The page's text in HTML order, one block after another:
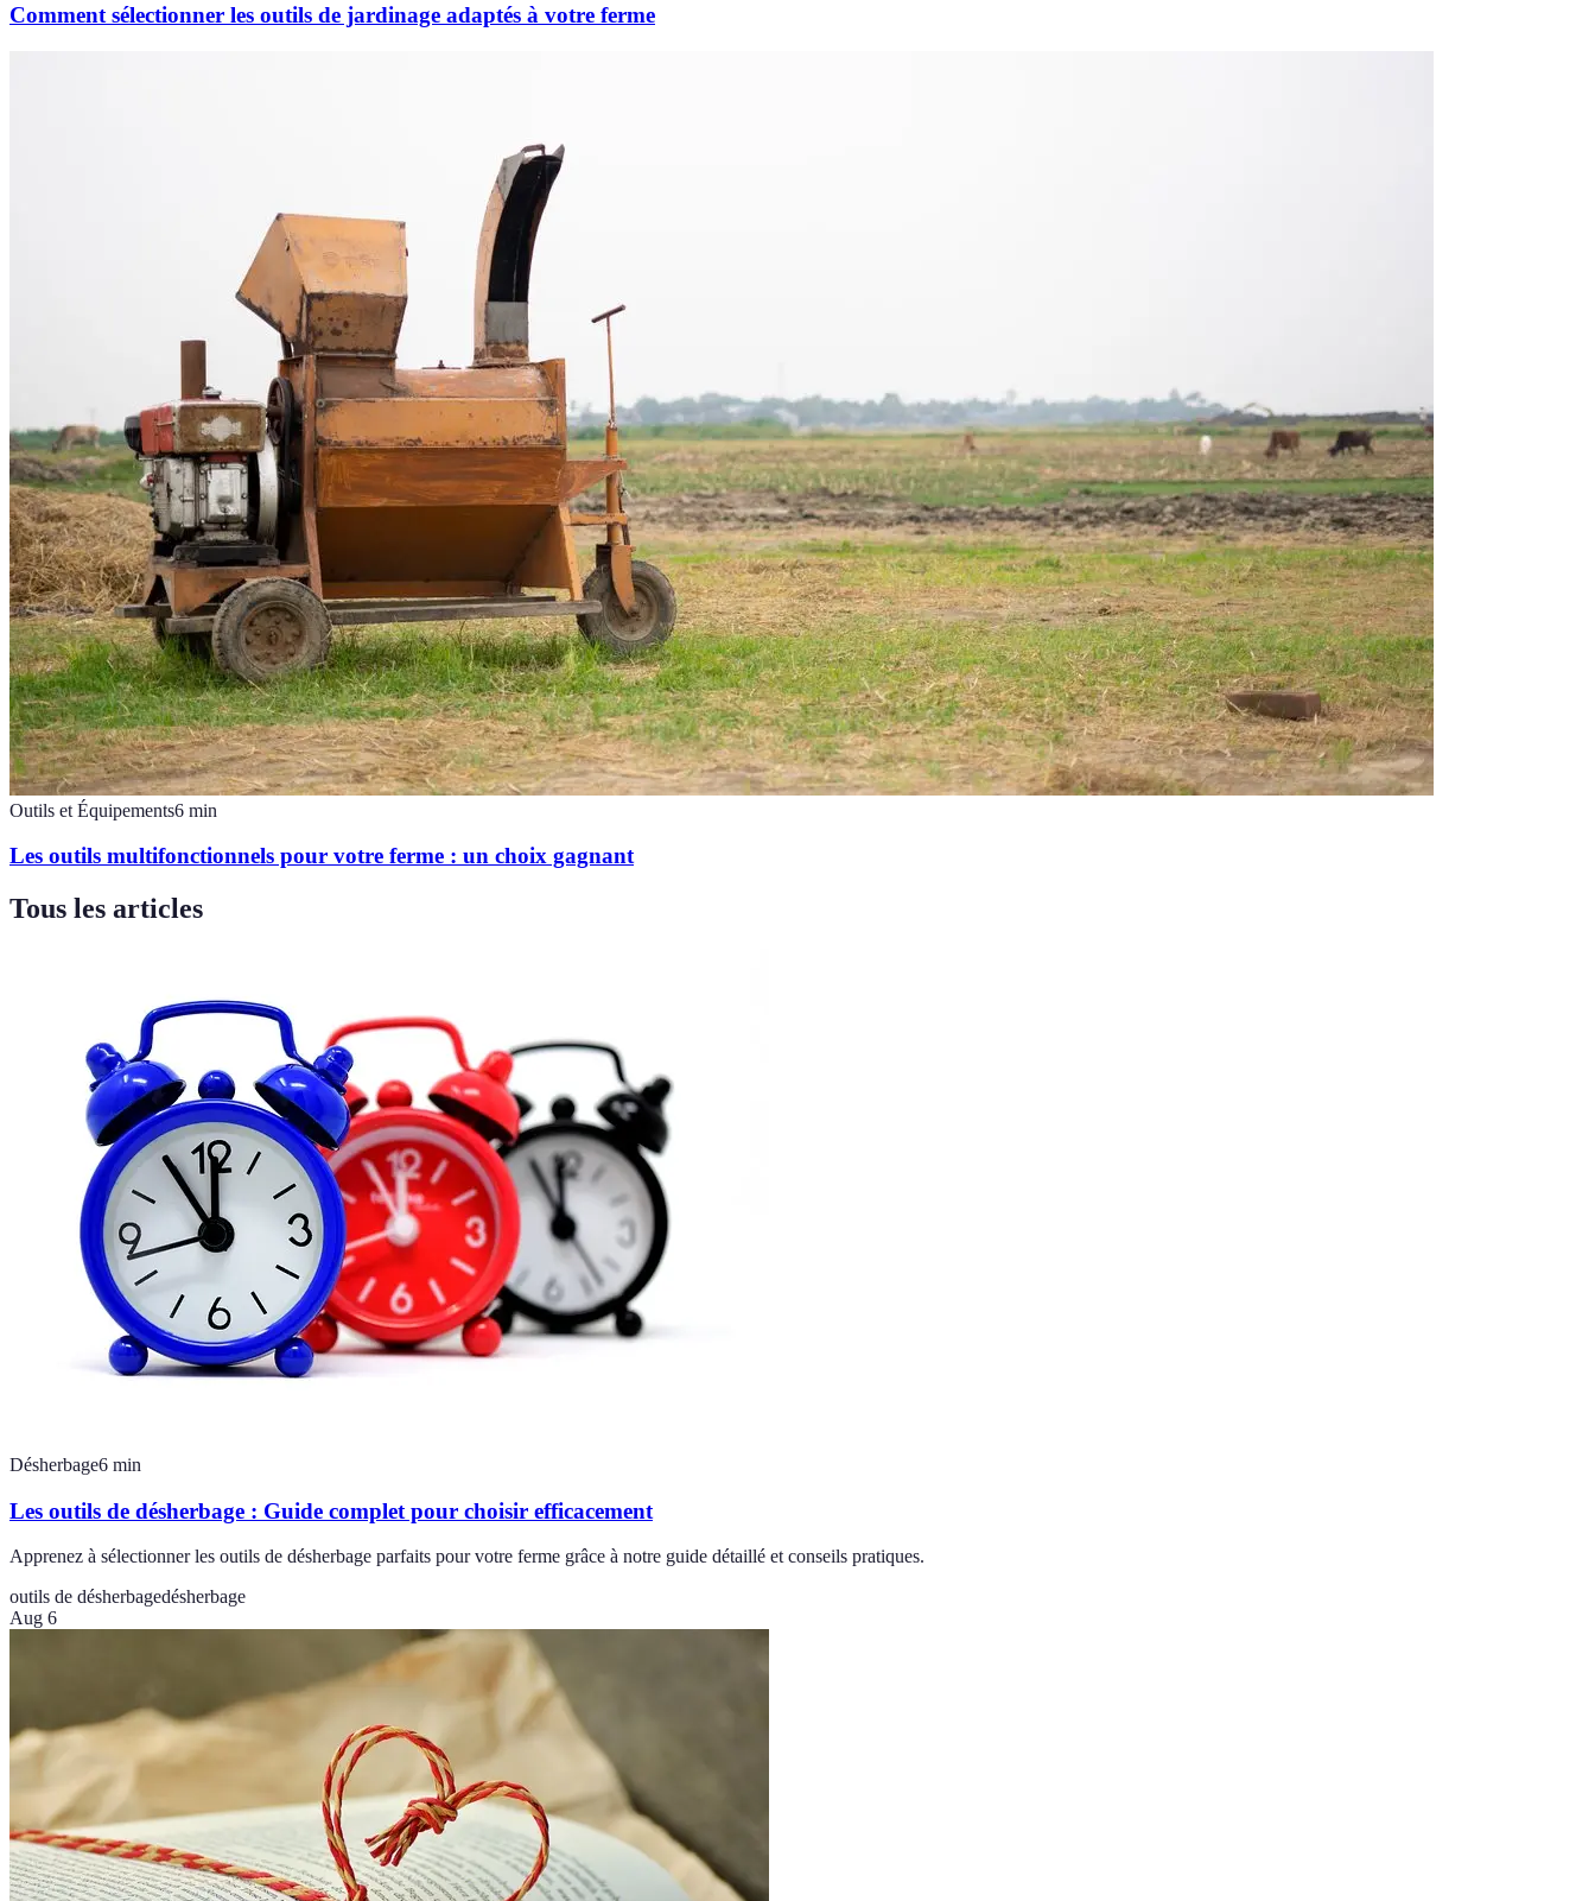
Comment sélectionner les outils de jardinage adaptés à votre ferme
Outils et Équipements6 min
Les outils multifonctionnels pour votre ferme : un choix gagnant
Tous les articles
Désherbage6 min
Les outils de désherbage : Guide complet pour choisir efficacement
Apprenez à sélectionner les outils de désherbage parfaits pour votre ferme grâce à notre guide détaillé et conseils pratiques.
outils de désherbagedésherbage
Aug 6